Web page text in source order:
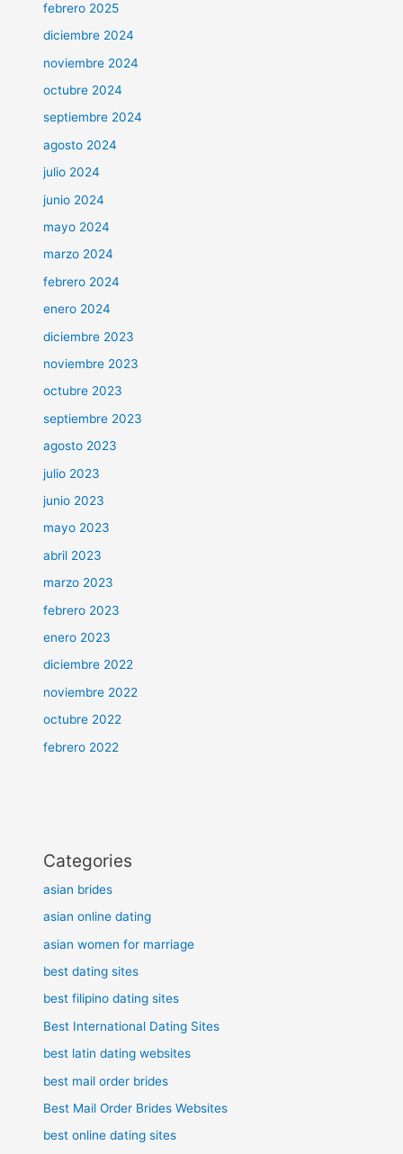
febrero 2025
diciembre 2024
noviembre 2024
octubre 2024
septiembre 2024
agosto 2024
julio 2024
junio 2024
mayo 2024
marzo 2024
febrero 2024
enero 2024
diciembre 2023
noviembre 2023
octubre 2023
septiembre 2023
agosto 2023
julio 2023
junio 2023
mayo 2023
abril 2023
marzo 2023
febrero 2023
enero 2023
diciembre 2022
noviembre 2022
octubre 2022
febrero 2022
Categories
asian brides
asian online dating
asian women for marriage
best dating sites
best filipino dating sites
Best International Dating Sites
best latin dating websites
best mail order brides
Best Mail Order Brides Websites
best online dating sites